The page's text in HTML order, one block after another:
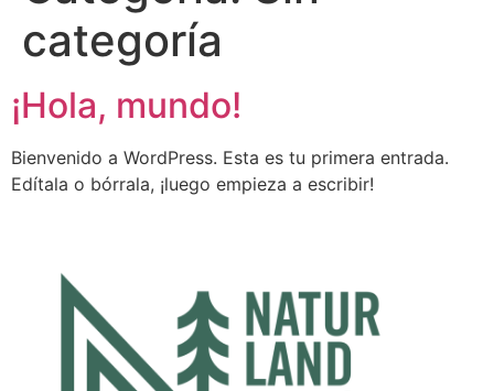
categoría
¡Hola, mundo!
Bienvenido a WordPress. Esta es tu primera entrada.
Edítala o bórrala, ¡luego empieza a escribir!